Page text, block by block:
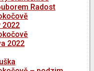
Radost
2022
2022